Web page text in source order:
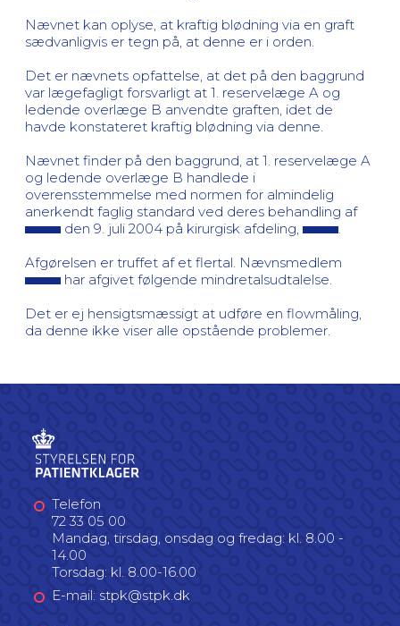
Nævnet kan oplyse, at kraftig blødning via en graft
sædvanligvis er tegn på, at denne er i orden.
Det er nævnets opfattelse, at det på den baggrund
var lægefagligt forsvarligt at 1. reservelæge A og
ledende overlæge B anvendte graften, idet de
havde konstateret kraftig blødning via denne.
Nævnet finder på den baggrund, at 1. reservelæge A
og ledende overlæge B handlede i
overensstemmelse med normen for almindelig
anerkendt faglig standard ved deres behandling af
den 9. juli 2004 på kirurgisk afdeling,
Afgørelsen er truffet af et flertal. Nævnsmedlem
har afgivet følgende mindretalsudtalelse.
Det er ej hensigtsmæssigt at udføre en flowmåling,
da denne ikke viser alle opstående problemer.
Telefon
72 33 05 00
Mandag, tirsdag, onsdag og fredag: kl. 8.00 -
14.00
Torsdag: kl. 8.00-16.00
E-mail: stpk@stpk.dk